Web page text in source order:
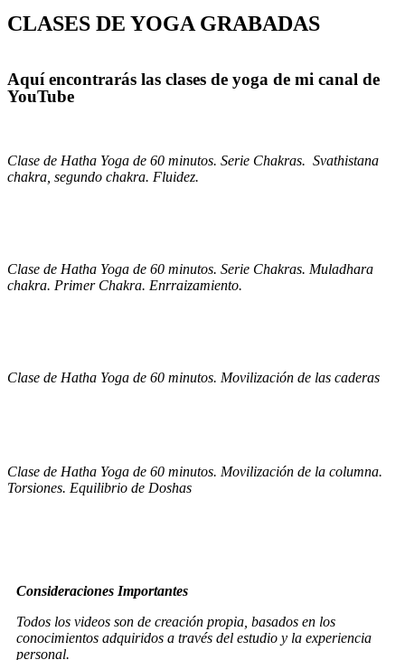
CLASES DE YOGA GRABADAS
Aquí encontrarás las clases de yoga de mi canal de
YouTube
Clase de Hatha Yoga de 60 minutos. Serie Chakras. Svathistana
chakra, segundo chakra. Fluidez.
Clase de Hatha Yoga de 60 minutos. Serie Chakras. Muladhara
chakra. Primer Chakra. Enrraizamiento.
Clase de Hatha Yoga de 60 minutos. Movilización de las caderas
Clase de Hatha Yoga de 60 minutos. Movilización de la columna.
Torsiones. Equilibrio de Doshas
Consideraciones Importantes
Todos los videos son de creación propia, basados en los
conocimientos adquiridos a través del estudio y la experiencia
personal.